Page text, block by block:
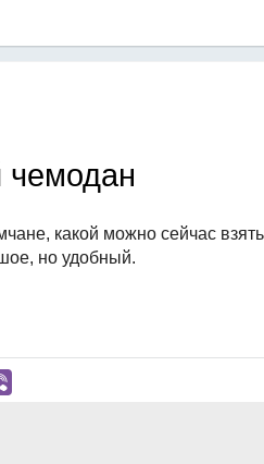
чемодан
какой можно сейчас
но удобный.